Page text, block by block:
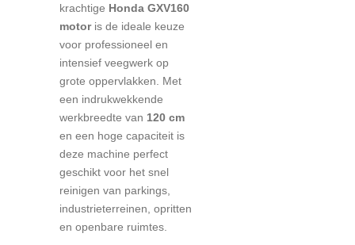
krachtige Honda GXV160
motoris de ideale keuze
voor professioneel en
intensief veegwerk op
grote oppervlakken. Met
een indrukwekkende
werkbreedte van 120 cm
en een hoge capaciteit is
deze machine perfect
geschikt voor het snel
reinigen van parkings,
industrieterreinen, opritten
en openbare ruimtes.